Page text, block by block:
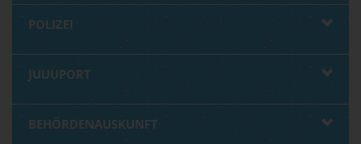
POLIZEI
JUUUPORT
BEHÖRDENAUSKUNFT